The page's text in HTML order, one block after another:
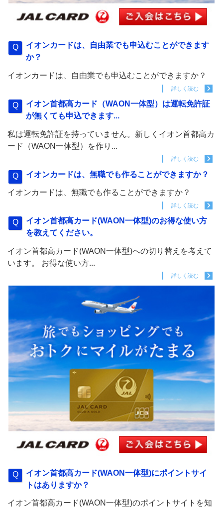
イオンカードは、自由業でも申込むことができます
か？
イオンカードは、自由業でも申込むことができますか？
詳しく読む
イオン首都高カード（WAON一体型）は運転免許証
が無くても申込できます...
私は運転免許証を持っていません。新しくイオン首都高カ
ード（WAON一体型）を作り...
詳しく読む
イオンカードは、無職でも作ることができますか？
イオンカードは、無職でも作ることができますか？
詳しく読む
イオン首都高カード(WAON一体型)のお得な使い方
を教えてください。
イオン首都高カード(WAON一体型)への切り替えを考えて
います。 お得な使い方...
詳しく読む
イオン首都高カード(WAON一体型)にポイントサイ
トはありますか？
イオン首都高カード(WAON一体型)のポイントサイトを知